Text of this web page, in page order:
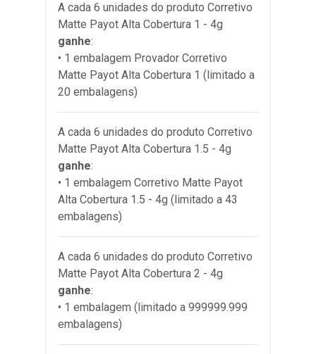
A cada 6 unidades do produto Corretivo
Matte Payot Alta Cobertura 1 - 4g
ganhe:
• 1 embalagem Provador Corretivo
Matte Payot Alta Cobertura 1 (limitado a
20 embalagens)
A cada 6 unidades do produto Corretivo
Matte Payot Alta Cobertura 1.5 - 4g
ganhe:
• 1 embalagem Corretivo Matte Payot
Alta Cobertura 1.5 - 4g (limitado a 43
embalagens)
A cada 6 unidades do produto Corretivo
Matte Payot Alta Cobertura 2 - 4g
ganhe:
• 1 embalagem (limitado a 999999.999
embalagens)